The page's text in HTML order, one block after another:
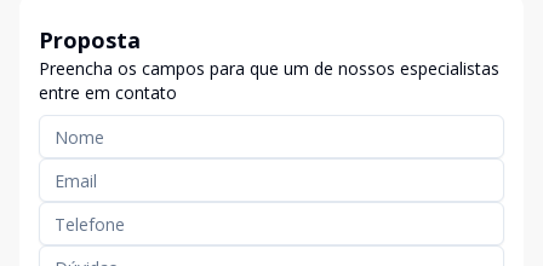
Proposta
Preencha os campos para que um de nossos especialistas
entre em contato